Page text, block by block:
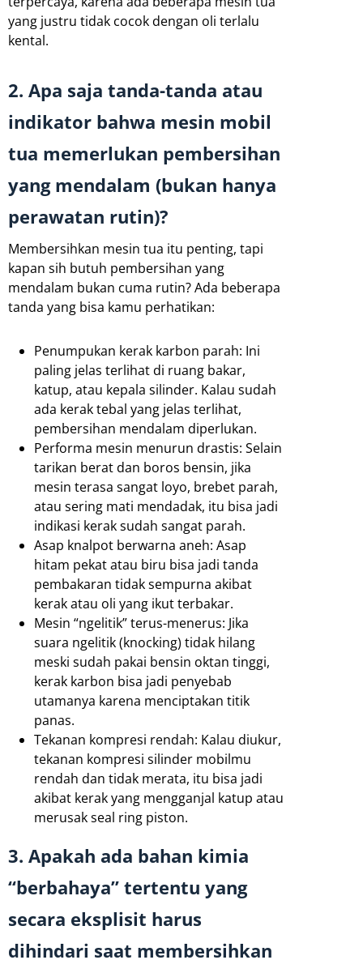
yang justru tidak cocok dengan oli terlalu
kental.
2. Apa saja tanda-tanda atau
indikator bahwa mesin mobil
tua memerlukan pembersihan
yang mendalam (bukan hanya
perawatan rutin)?
Membersihkan mesin tua itu penting, tapi
kapan sih butuh pembersihan yang
mendalam bukan cuma rutin? Ada beberapa
tanda yang bisa kamu perhatikan:
Penumpukan kerak karbon parah: Ini
paling jelas terlihat di ruang bakar,
katup, atau kepala silinder. Kalau sudah
ada kerak tebal yang jelas terlihat,
pembersihan mendalam diperlukan.
Performa mesin menurun drastis: Selain
tarikan berat dan boros bensin, jika
mesin terasa sangat loyo, brebet parah,
atau sering mati mendadak, itu bisa jadi
indikasi kerak sudah sangat parah.
Asap knalpot berwarna aneh: Asap
hitam pekat atau biru bisa jadi tanda
pembakaran tidak sempurna akibat
kerak atau oli yang ikut terbakar.
Mesin “ngelitik” terus-menerus: Jika
suara ngelitik (knocking) tidak hilang
meski sudah pakai bensin oktan tinggi,
kerak karbon bisa jadi penyebab
utamanya karena menciptakan titik
panas.
Tekanan kompresi rendah: Kalau diukur,
tekanan kompresi silinder mobilmu
rendah dan tidak merata, itu bisa jadi
akibat kerak yang mengganjal katup atau
merusak seal ring piston.
3. Apakah ada bahan kimia
“berbahaya” tertentu yang
secara eksplisit harus
dihindari saat membersihkan